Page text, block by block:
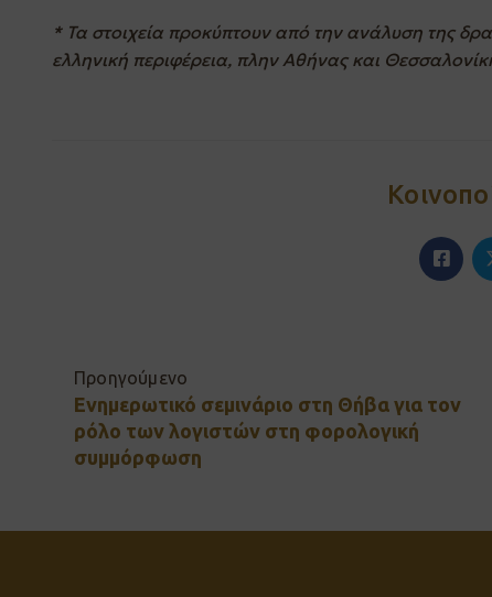
* Τα στοιχεία προκύπτουν από την ανάλυση της
ελληνική περιφέρεια, πλην Αθήνας και
Προηγούμενο
Ενημερωτικό σεμινάριο στη Θήβα για τον
ρόλο των λογιστών στη φορολογική
συμμόρφωση